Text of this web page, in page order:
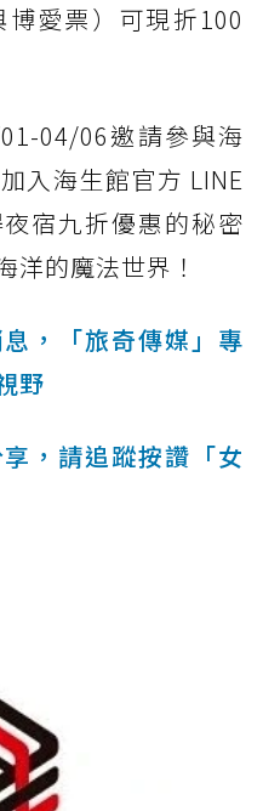
博愛票）可現折100
04/06邀請參與海
入海生館官方 LINE
宿九折優惠的秘密
洋的魔法世界！
，「旅奇傳媒」專
野
，請追蹤按讚「女